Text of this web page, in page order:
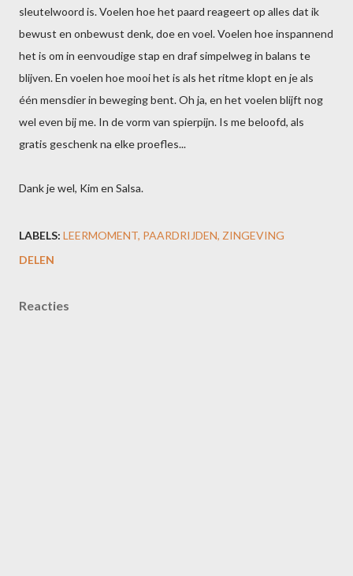
sleutelwoord is. Voelen hoe het paard reageert op alles dat ik
bewust en onbewust denk, doe en voel. Voelen hoe inspannend
het is om in eenvoudige stap en draf simpelweg in balans te
blijven. En voelen hoe mooi het is als het ritme klopt en je als
één mensdier in beweging bent. Oh ja, en het voelen blijft nog
wel even bij me. In de vorm van spierpijn. Is me beloofd, als
gratis geschenk na elke proefles...
Dank je wel, Kim en Salsa.
LABELS: LEERMOMENT PAARDRIJDEN ZINGEVING
DELEN
Reacties